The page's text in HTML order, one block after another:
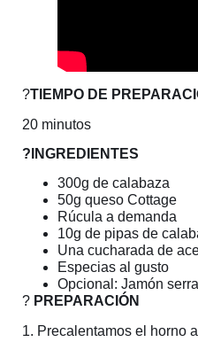
?TIEMPO DE
20 minutos
?INGREDIENTES
300g de calabaza
50g queso Cottage
Rúcula a demanda
10g de pipas de
Una cucharada de
Especias al gusto
Opcional: Jamón
? PREPARACIÓN
1. Precalentamos el horno